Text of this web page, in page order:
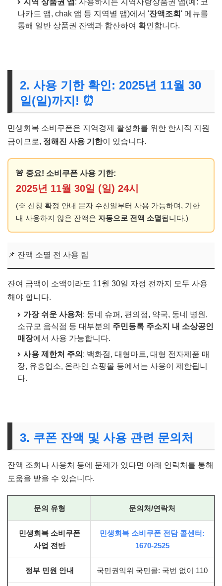
나카드 앱, chak 앱 등 지역별 앱)에서 '잔액조회 ' 메뉴를
통해 일반 상품권 잔액과 합산하여 확인합니다.
2. 사용 기한 확인: 2025년 11월 30
일(일)까지! ⏰
민생회복 소비쿠폰은 지역경제 활성화를 위한 한시적 지원
금이므로, 정해진 사용 기한이 있습니다.
🚨 중요! 소비쿠폰 사용 기한:
2025년 11월 30일 (일) 24시
(※ 신청 확정 안내 문자 수신일부터 사용 가능하며, 기한
내 사용하지 않은 잔액은 자동으로 전액 소멸됩니다.)
📌 잔액 소멸 전 사용 팁
잔여 금액이 소액이라도 11월 30일 자정 전까지 모두 사용
해야 합니다.
가장 쉬운 사용처 : 동네 슈퍼, 편의점, 약국, 동네 병원,
소규모 음식점 등 대부분의 주민등록 주소지 내 소상공인
매장에서 사용 가능합니다.
사용 제한처 주의 : 백화점, 대형마트, 대형 전자제품 매
장, 유흥업소, 온라인 쇼핑몰 등에서는 사용이 제한됩니
다.
3. 쿠폰 잔액 및 사용 관련 문의처
잔액 조회나 사용처 등에 문제가 있다면 아래 연락처를 통해
도움을 받을 수 있습니다.
문의 유형 문의처/연락처
민생회복 소비쿠폰
사업 전반
민생회복 소비쿠폰 전담 콜센터:
1670-2525
정부 민원 안내 국민권익위 국민콜: 국번 없이 110